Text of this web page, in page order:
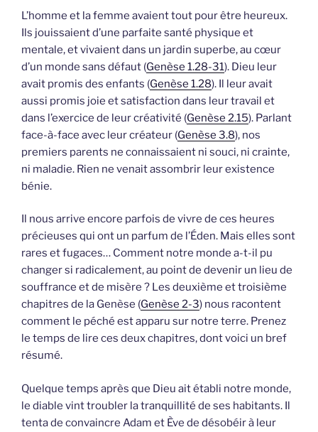
L’homme et la femme avaient tout pour être heureux.
Ils jouissaient d’une parfaite santé physique et
mentale, et vivaient dans un jardin superbe, au cœur
d’un monde sans défaut (Genèse 1.28-31). Dieu leur
avait promis des enfants (Genèse 1.28). Il leur avait
aussi promis joie et satisfaction dans leur travail et
dans l’exercice de leur créativité (Genèse 2.15). Parlant
face-à-face avec leur créateur (Genèse 3.8), nos
premiers parents ne connaissaient ni souci, ni crainte,
ni maladie. Rien ne venait assombrir leur existence
bénie.
Il nous arrive encore parfois de vivre de ces heures
précieuses qui ont un parfum de l’Éden. Mais elles sont
rares et fugaces… Comment notre monde a-t-il pu
changer si radicalement, au point de devenir un lieu de
souffrance et de misère ? Les deuxième et troisième
chapitres de la Genèse (Genèse 2-3) nous racontent
comment le péché est apparu sur notre terre. Prenez
le temps de lire ces deux chapitres, dont voici un bref
résumé.
Quelque temps après que Dieu ait établi notre monde,
le diable vint troubler la tranquillité de ses habitants. Il
tenta de convaincre Adam et Ève de désobéir à leur